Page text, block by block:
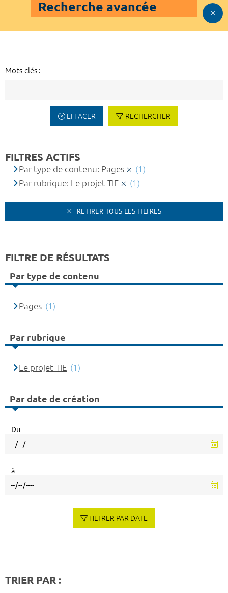
Recherche avancée
Mots-clés :
EFFACER RECHERCHER
FILTRES ACTIFS
Par type de contenu: Pages
(1)
Par rubrique: Le projet TIE
(1)
RETIRER TOUS LES FILTRES
FILTRE DE RÉSULTATS
Par type de contenu
Pages (1)
Par rubrique
Le projet TIE (1)
Par date de création
Du
à
FILTRER PAR DATE
TRIER PAR :